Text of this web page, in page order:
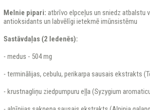
Melnie pipari: atbrīvo elpceļus un sniedz atbalstu
antioksidants un labvēlīgi ietekmē imūnsistēmu
Sastāvdaļas (2 ledenēs):
- medus - 504 mg
- terminālijas, cebulu, perikarpa sausais ekstrakts
- krustnagliņu ziedpumpuru eļļa (Syzygium